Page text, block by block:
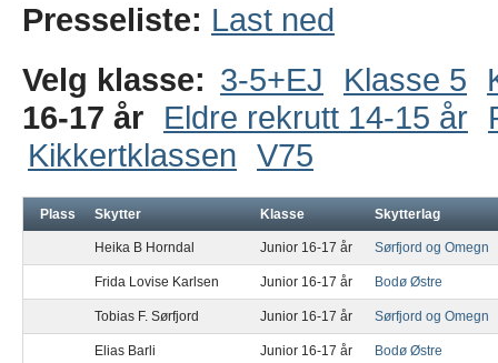
Presseliste: Last ned
Velg klasse: 3-5+EJ Klasse 5
16-17 år
Eldre rekrutt 14-15 år
Kikkertklassen V75
Plass Skytter Klasse Skytterlag
Heika B Horndal Junior 16-17 år Sørfjord og Omegn
Frida Lovise Karlsen Junior 16-17 år Bodø Østre
Tobias F. Sørfjord Junior 16-17 år Sørfjord og Omegn
Elias Barli Junior 16-17 år Bodø Østre